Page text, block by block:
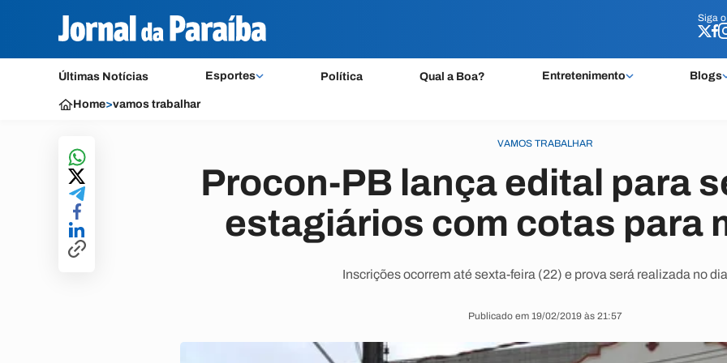
Siga o
Últimas Notícias Esportes Política Qual a Boa? Entretenimento Blogs
Siga o
Home>vamos trabalhar
VAMOS TRABALHAR
Procon-PB lança edital para
estagiários com cotas para
Inscrições ocorrem até sexta-feira (22) e prova será realizada no
Publicado em 19/02/2019 às 21:57